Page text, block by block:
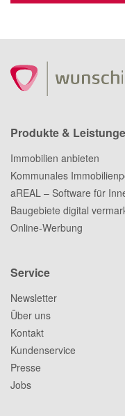
Produkte &
Immobilien anbieten
Kommunales
aREAL – Software für
Baugebiete digital
Online-Werbung
Service
Newsletter
Über uns
Kontakt
Kundenservice
Presse
Jobs